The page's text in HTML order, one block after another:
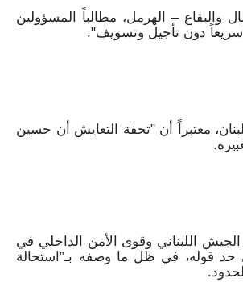
– الهرمل، مطالباً المسؤولين
دون تأجيل وتسويف".
معتبراً أن "تحفة التعايش أن حسين
اللبناني وقوى الأمن الداخلي في
حد قوله، في ظل ما وصفه بـ”استحالة